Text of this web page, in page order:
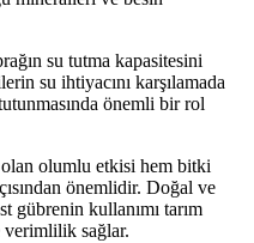
su tutma kapasitesini
su ihtiyacını karşılamada
önemli bir rol
olan olumlu etkisi hem bitki
önemlidir. Doğal ve
gübrenin kullanımı tarım
sağlar.